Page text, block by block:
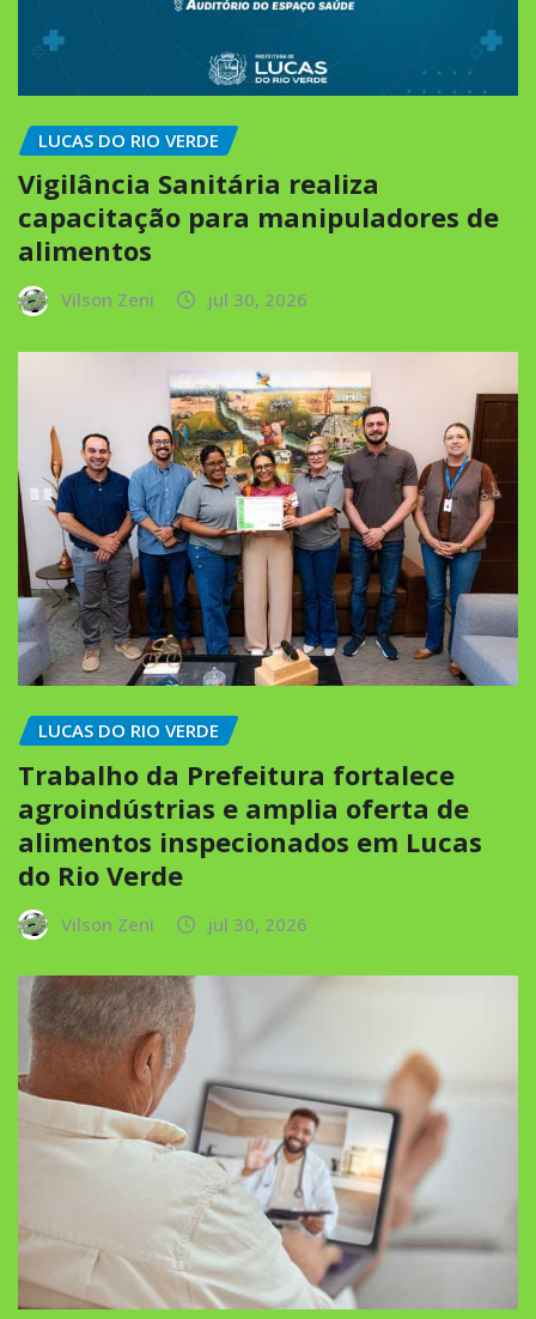
LUCAS DO RIO VERDE
Vigilância Sanitária realiza
capacitação para manipuladores de
alimentos
Vilson Zeni jul 30, 2026
LUCAS DO RIO VERDE
Trabalho da Prefeitura fortalece
agroindústrias e amplia oferta de
alimentos inspecionados em Lucas
do Rio Verde
Vilson Zeni jul 30, 2026